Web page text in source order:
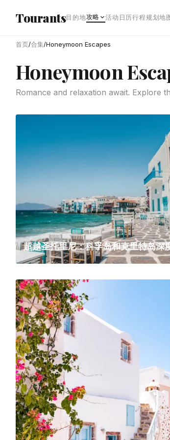
Tourants目的地攻略 活动日历行程规划地
首页/合集/Honeymoon Escapes
Honeymoon
Romance and relaxation await. Explore
超越圣托里尼：科孚岛和克里特岛深